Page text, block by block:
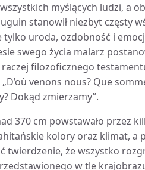
myślących ludzi, a
stanowił niezbyt częsty
tylko uroda, ozdobność i
swego życia malarz
filozoficznego
venons nous? Que
Dokąd zmierzamy”.
370 cm powstawało przez
kolory oraz klimat, a
twierdzenie, że wszystko
w tle